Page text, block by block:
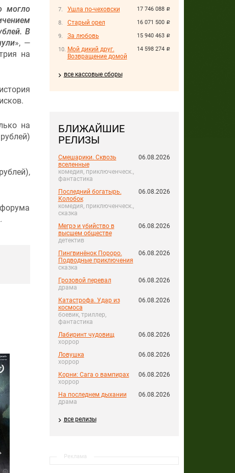
17 746 088 руб.
Ушла по-чеховски
16 071 500 руб.
Старый орел
15 940 463 руб.
За любовь
14 598 274 руб.
Мой дикий друг.
Возвращение домой
все кассовые сборы
БЛИЖАЙШИЕ
РЕЛИЗЫ
Смешарики. Сквозь
вселенные
комедия, приключенческ.,
фантастика
06.08.2026
Последний богатырь.
Колобок
комедия, приключенческ.,
сказка
06.08.2026
Мегрэ и убийство в
высшем обществе
детектив
06.08.2026
Пингвинёнок Пороро.
Подводные приключения
сказка
06.08.2026
Грозовой перевал
драма
06.08.2026
Катастрофа. Удар из
космоса
боевик, триллер,
фантастика
06.08.2026
Лабиринт чудовищ
хоррор
06.08.2026
Ловушка
хоррор
06.08.2026
Корни: Сага о вампирах
хоррор
06.08.2026
На последнем дыхании
драма
06.08.2026
все релизы
Реклама
могло
В
», —
на
на